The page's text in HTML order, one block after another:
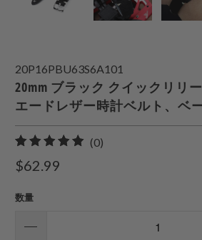
20P16PBU63S6A101
20mm ブラック クイックリリ
エードレザー時計ベルト、ベ
(0)
$62.99
数量